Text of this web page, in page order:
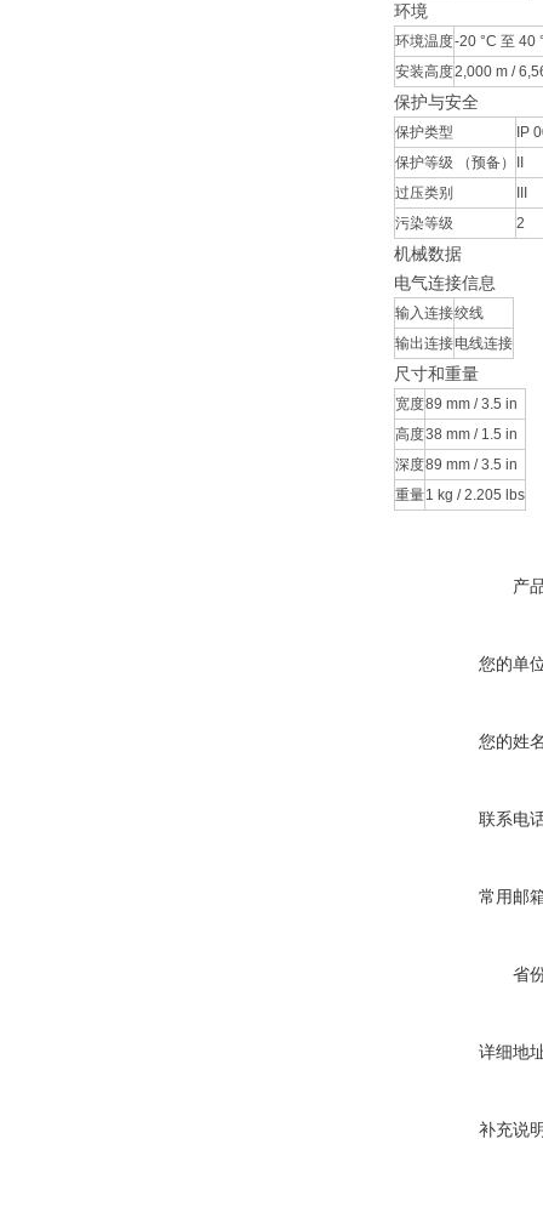
环境
环境温度-20 °C 至 40
安装高度2,000 m /
保护与安全
保护类型
IP
保护等级 （预备）
过压类别
污染等级
2
机械数据
电气连接信息
输入连接绞线
输出连接电线连接
尺寸和重量
宽度89 mm / 3.5 in
高度38 mm / 1.5 in
深度89 mm / 3.5 in
重量1 kg / 2.205 lbs
产
您的单
您的姓
联系电
常用邮
省
详细地
补充说